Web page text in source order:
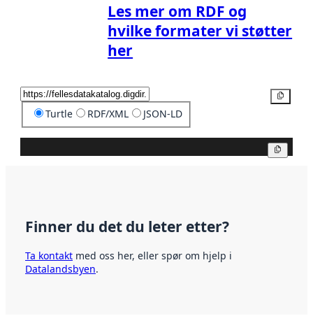
Les mer om RDF og
hvilke formater vi støtter
her
Turtle RDF/XML JSON-LD
Finner du det du leter etter?
Ta kontakt med oss her, eller spør om hjelp i
Datalandsbyen.